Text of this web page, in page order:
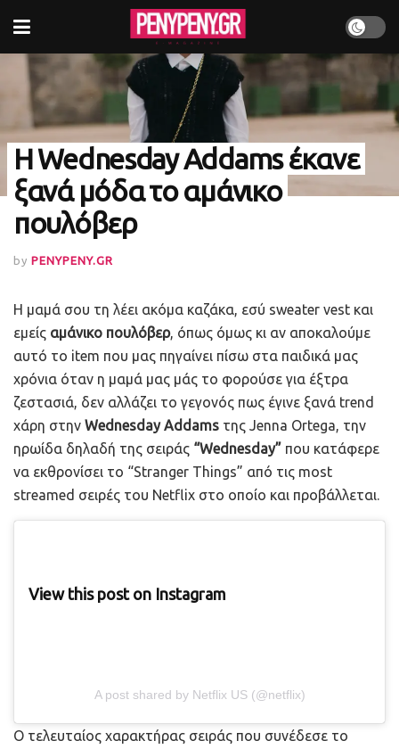
Η Wednesday Addams έκανε
ξανά μόδα το αμάνικο
πουλόβερ
by PENYPENY.GR
Η μαμά σου τη λέει ακόμα καζάκα, εσύ sweater vest και
εμείς αμάνικο πουλόβερ, όπως όμως κι αν αποκαλούμε
αυτό το item που μας πηγαίνει πίσω στα παιδικά μας
χρόνια όταν η μαμά μας μάς το φορούσε για έξτρα
ζεστασιά, δεν αλλάζει το γεγονός πως έγινε ξανά trend
χάρη στην Wednesday Addams της Jenna Ortega, την
ηρωίδα δηλαδή της σειράς “Wednesday” που κατάφερε
να εκθρονίσει το “Stranger Things” από τις most
streamed σειρές του Netflix στο οποίο και προβάλλεται.
View this post on Instagram
A post shared by Netflix US (@netflix)
Ο τελευταίος χαρακτήρας σειράς που συνέδεσε το